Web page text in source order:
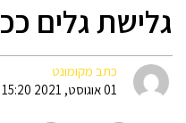
גלישת גלים
כתב מקומונט
01 אוגוסט, 2021 15:20